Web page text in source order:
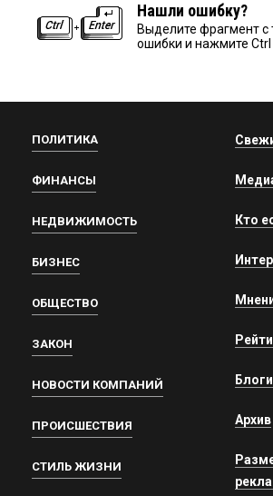
Нашли ошибку?
Выделите фрагмент с
ошибки и нажмите Ctrl
ПОЛИТИКА
ФИНАНСЫ
НЕДВИЖИМОСТЬ
БИЗНЕС
ОБЩЕСТВО
ЗАКОН
НОВОСТИ КОМПАНИЙ
ПРОИСШЕСТВИЯ
СТИЛЬ ЖИЗНИ
Кто
Блоги
Архив